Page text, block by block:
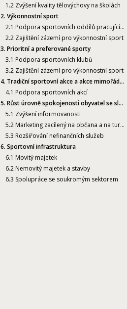
1.2 Zvýšení kvality tělovýchovy na školách
2. Výkonnostní sport
2.1 Podpora sportovních oddílů pracujících s mládeží
2.2 Zajištění zázemí pro výkonnostní sport
3. Prioritní a preferované sporty
3.1 Podpora sportovních klubů
3.2 Zajištění zázemí pro výkonnostní sport
4. Tradiční sportovní akce a akce mimořádného významu pro Kopřivnici
4.1 Podpora sportovních akcí
5. Růst úrovně spokojenosti obyvatel se službami města
5.1 Zvýšení informovanosti
5.2 Marketing zacílený na občana a na turistu
5.3 Rozšiřování nefinančních služeb
6. Sportovní infrastruktura
6.1 Movitý majetek
6.2 Nemovitý majetek a stavby
6.3 Spolupráce se soukromým sektorem